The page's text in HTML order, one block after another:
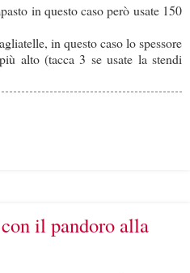
in questo caso però usate 150
in questo caso lo spessore
alto (tacca 3 se usate la stendi
il pandoro alla